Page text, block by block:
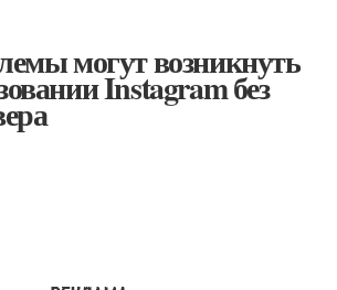
могут возникнуть
Instagram без